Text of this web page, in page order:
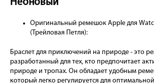
Неоновый
Оригинальный ремешок Apple для
(Трейловая Петля):
Браслет для приключений на природе - это
разработанный для тех, кто предпочитает
природе и тропах. Он обладает удобным
который легко регулируется для